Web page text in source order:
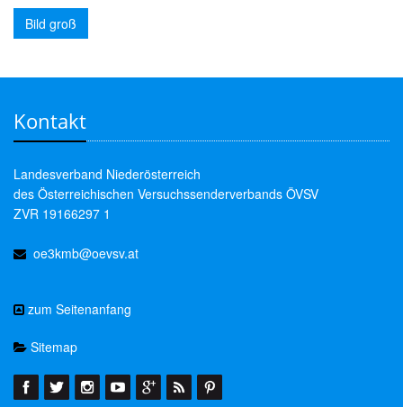
Bild groß
Kontakt
Landesverband Niederösterreich
des Österreichischen Versuchssenderverbands ÖVSV
ZVR 19166297 1
oe3kmb@oevsv.at
zum Seitenanfang
Sitemap